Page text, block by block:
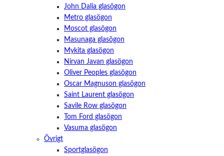
John Dalia glasögon
Metro glasögon
Moscot glasögon
Masunaga glasögon
Mykita glasögon
Nirvan Javan glasögon
Oliver Peoples glasögon
Oscar Magnuson glasögon
Saint Laurent glasögon
Savile Row glasögon
Tom Ford glasögon
Vasuma glasögon
Övrigt
Sportglasögon